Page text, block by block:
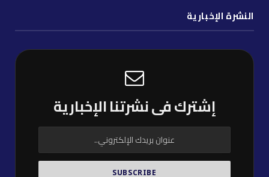
النشرة الإخبارية
إشترك فى نشرتنا الإخبارية